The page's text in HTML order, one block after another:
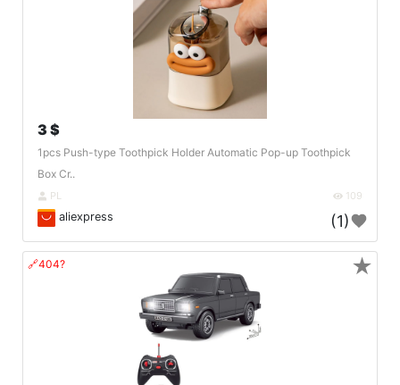
3 $
1pcs Push-type Toothpick Holder Automatic Pop-up Toothpick
Box Cr..
PL 109
aliexpress (1)
🔗404? ★